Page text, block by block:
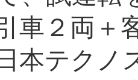
車２両＋
本テクノ